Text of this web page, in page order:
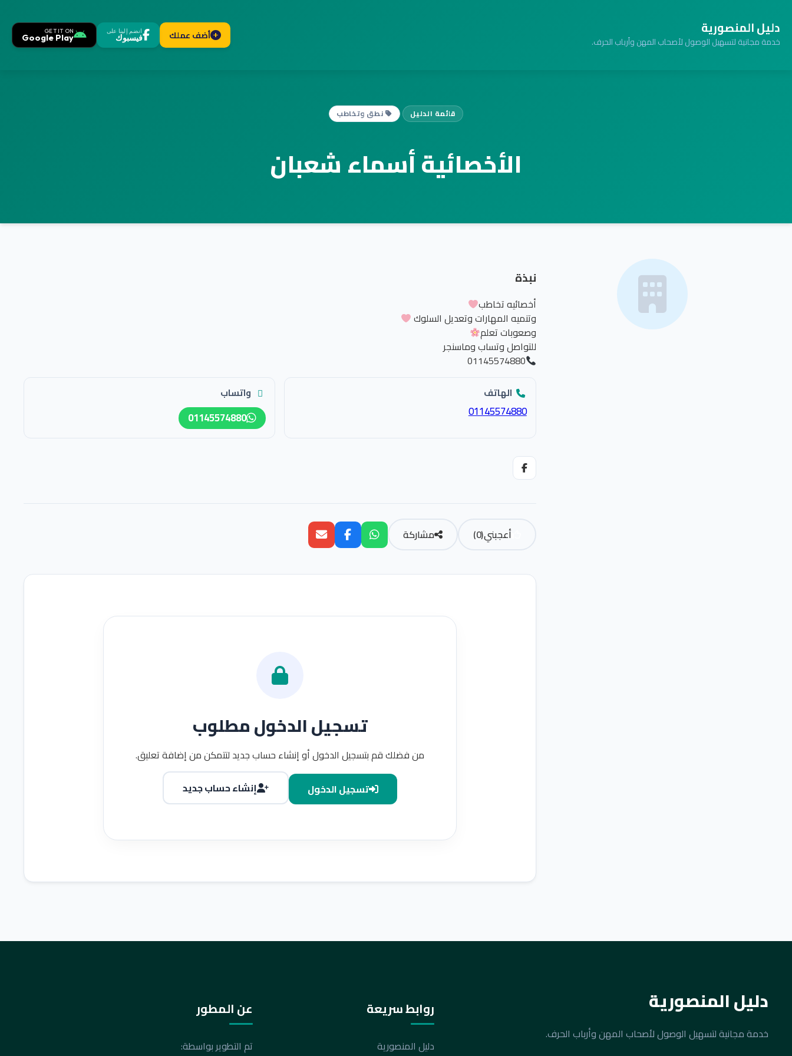
دليل المنصورية
خدمة مجانية لتسهيل الوصول لأصحاب المهن وأرباب الحرف. أضف عملك انضم إلينا على
فيسبوك
GET IT ON
Google Play
قائمة الدليل نطق وتخاطب
الأخصائية أسماء شعبان
نبذة
أخصائيه تخاطب
وتنميه المهارات وتعديل السلوك
وصعوبات تعلم
للتواصل وتساب وماسنجر
01145574880
الهاتف
01145574880
واتساب
01145574880
أعجبني(
0
) مشاركة
تسجيل الدخول مطلوب
من فضلك قم بتسجيل الدخول أو إنشاء حساب جديد لتتمكن من إضافة تعليق.
تسجيل الدخول
إنشاء حساب جديد
دليل المنصورية
خدمة مجانية لتسهيل الوصول لأصحاب المهن وأرباب الحرف.
روابط سريعة
دليل المنصورية
عن المطور
تم التطوير بواسطة: